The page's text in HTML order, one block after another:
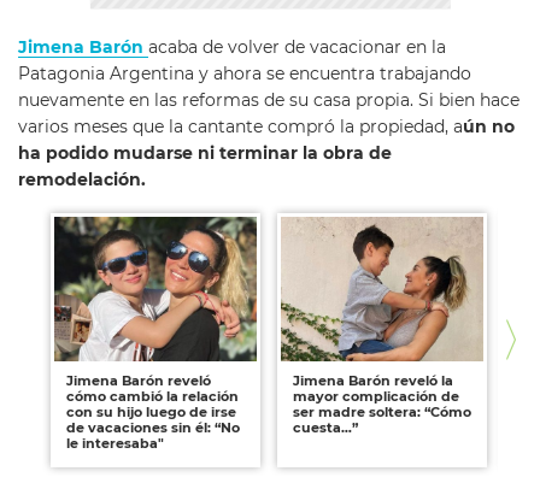
Jimena Barón acaba de volver de vacacionar en la
Patagonia Argentina y ahora se encuentra trabajando
nuevamente en las reformas de su casa propia. Si bien hace
varios meses que la cantante compró la propiedad, aún no
ha podido mudarse ni terminar la obra de
remodelación.
Jimena Barón reveló
cómo cambió la relación
con su hijo luego de irse
de vacaciones sin él: “No
le interesaba"
Jimena Barón reveló la
mayor complicación de
ser madre soltera: “Cómo
cuesta…”